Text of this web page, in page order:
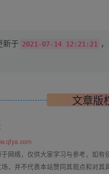
新于 2021-07-14 12:21:21
文章版
网络，仅供大家学习与参考，如有
，并不代表本站赞同其观点和对其